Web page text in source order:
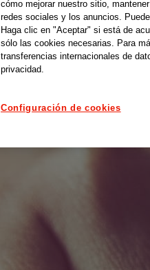
cómo mejorar nuestro sitio,
redes sociales y los anuncios.
Haga clic en "Aceptar" si está de
sólo las cookies necesarias. Para
transferencias internacionales de
privacidad.
Configuración de cookies